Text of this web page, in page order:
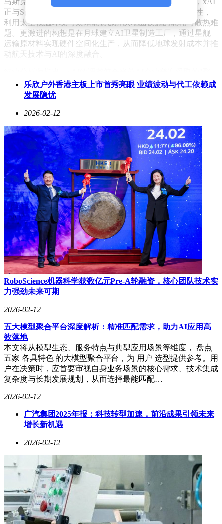
正与SpaceX合作探索将数据中心部署至地球轨道的可行性，
利用太空低温环境与太阳能资源解决地面设施的能耗与散热难
题。更激进的构想是在月球建立AI卫星制造工厂，通过星舰
运输原材料实现硬件空间化生产，从而降低地球发射成本并推
动航天技术与AI的深度融合。
焦战略"。通过裁撤非核心业务与重组技术团队，企业能够更
高效地分配资源，在垂直领域建立竞争优势。Imagine的爆发
领域将占据数字内容创作市场30%以上的份额。
太空AI计划虽具前瞻性，但实施路径充满挑战。专家提醒，
太空辐射对硬件的损害、长期维护的技术难度以及国际空间法
的限制，都可能成为项目推进的障碍。不过，若能结合
SpaceX在航天运输与卫星网络方面的积累，该构想或为AI基
础设施发展开辟新维度，甚至引发全球算力格局的重构。
随着AI技术渗透至社会各个层面，伦理监管已成为行业无法
回避的议题。xAI此次承诺加强内容治理，反映出头部企业正
在主动寻求创新与责任的平衡点。如何建立既保护用户权益又
不抑制技术活力的监管框架，将成为决定AI产业能否持续健
康发展的关键因素。
此次会议披露的信息显示，xAI正试图通过双轨战略巩固行业
地位：一方面通过组织优化与产品迭代巩固地面市场，另一方
面以太空AI布局抢占未来技术制高点。这种"脚踏实地与仰望
星空"的结合，既展现了马斯克式的技术野心，也暴露出AI企
业在快速扩张过程中面临的现实困境。全球科技界正密切关
之路。
乐欣户外香港主板上市首秀亮眼 业绩波动与代工依赖成
发展隐忧
2026-02-12
RoboScience机器科学获数亿元Pre-A轮融资，核心团队技术实
力强劲未来可期
2026-02-12
五大模型聚合平台深度解析：精准匹配需求，助力AI应用高
效落地
本文将从模型生态、服务特点与典型应用场景等维度， 盘点
五家 各具特色 的大模型聚合平台，为 用户 选型提供参考。用
户在决策时，应首要审视自身业务场景的核心需求、技术集成
复杂度与长期发展规划，从而选择最能匹配…
2026-02-12
广汽集团2025年报：科技转型加速，前沿成果引领未来
增长新机遇
2026-02-12